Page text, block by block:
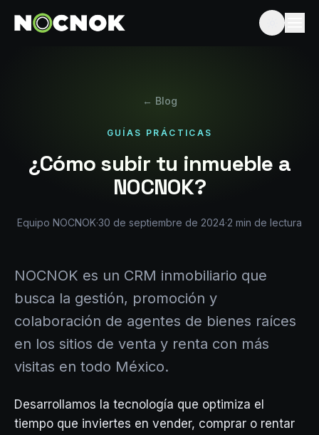
← Blog
GUÍAS PRÁCTICAS
¿Cómo subir tu inmueble a
NOCNOK?
Equipo NOCNOK·30 de septiembre de 2024·2 min de lectura
NOCNOK es un CRM inmobiliario que
busca la gestión, promoción y
colaboración de agentes de bienes raíces
en los sitios de venta y renta con más
visitas en todo México.
Desarrollamos la tecnología que optimiza el
tiempo que inviertes en vender, comprar o rentar